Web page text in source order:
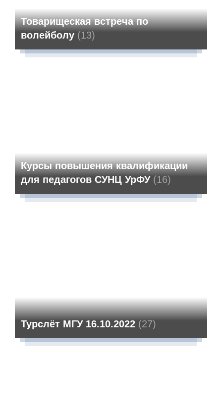
Товарищеская встреча по
волейболу (13)
Курсы повышения квалификации
для педагогов СУНЦ УрФУ (16)
Турслёт МГУ 16.10.2022 (27)